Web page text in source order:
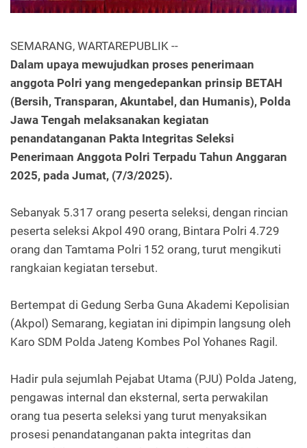
SEMARANG, WARTAREPUBLIK --
Dalam upaya mewujudkan proses penerimaan
anggota Polri yang mengedepankan prinsip BETAH
(Bersih, Transparan, Akuntabel, dan Humanis), Polda
Jawa Tengah melaksanakan kegiatan
penandatanganan Pakta Integritas Seleksi
Penerimaan Anggota Polri Terpadu Tahun Anggaran
2025, pada Jumat, (7/3/2025).
Sebanyak 5.317 orang peserta seleksi, dengan rincian
peserta seleksi Akpol 490 orang, Bintara Polri 4.729
orang dan Tamtama Polri 152 orang, turut mengikuti
rangkaian kegiatan tersebut.
Bertempat di Gedung Serba Guna Akademi Kepolisian
(Akpol) Semarang, kegiatan ini dipimpin langsung oleh
Karo SDM Polda Jateng Kombes Pol Yohanes Ragil.
Hadir pula sejumlah Pejabat Utama (PJU) Polda Jateng,
pengawas internal dan eksternal, serta perwakilan
orang tua peserta seleksi yang turut menyaksikan
prosesi penandatanganan pakta integritas dan